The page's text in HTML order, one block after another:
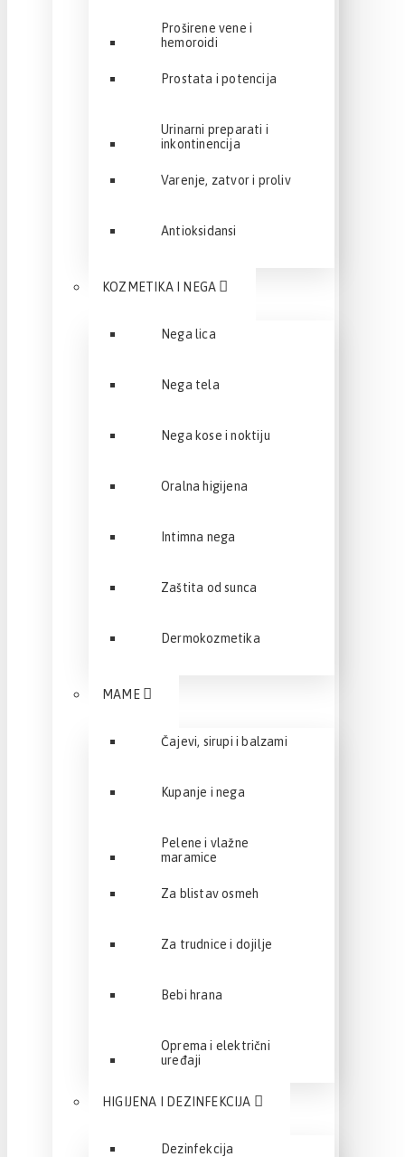
Proširene vene i
hemoroidi
Prostata i potencija
Urinarni preparati i
inkontinencija
Varenje, zatvor i proliv
Antioksidansi
KOZMETIKA I NEGA
Nega lica
Nega tela
Nega kose i noktiju
Oralna higijena
Intimna nega
Zaštita od sunca
Dermokozmetika
MAME
Čajevi, sirupi i balzami
Kupanje i nega
Pelene i vlažne
maramice
Za blistav osmeh
Za trudnice i dojilje
Bebi hrana
Oprema i električni
uređaji
HIGIJENA I DEZINFEKCIJA
Dezinfekcija